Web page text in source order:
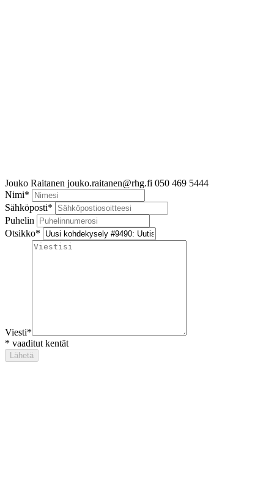
Jouko Raitanen jouko.raitanen@rhg.fi 050 469 5444
Nimi*
Sähköposti*
Puhelin
Otsikko*
Viesti*
* vaaditut kentät